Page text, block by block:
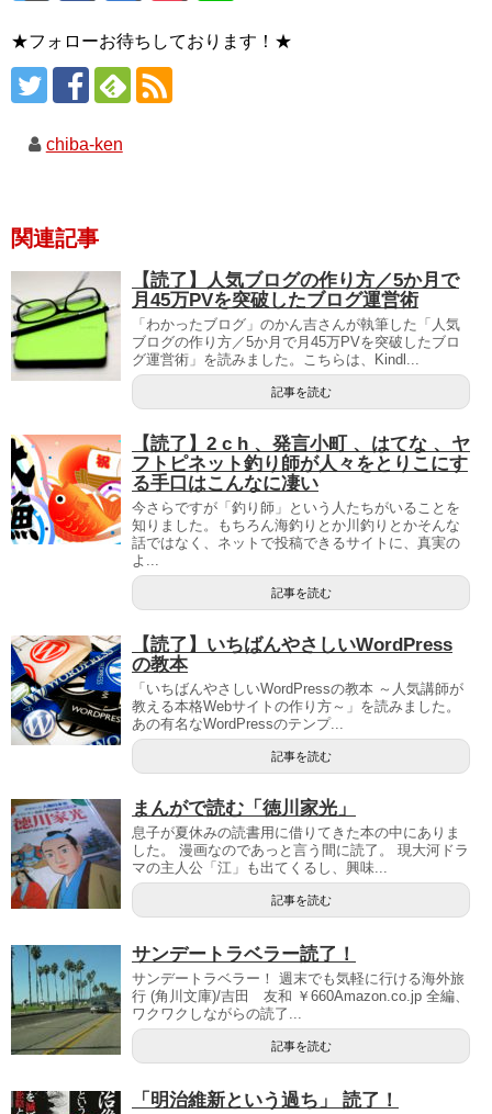
★フォローお待ちしております！★
chiba-ken
関連記事
【読了】人気ブログの作り方／5か月で
月45万PVを突破したブログ運営術
「わかったブログ」のかん吉さんが執筆した「人気
ブログの作り方／5か月で月45万PVを突破したブロ
グ運営術」を読みました。こちらは、Kindl...
記事を読む
【読了】2 c h 、発言小町 、はてな 、ヤ
フトピネット釣り師が人々をとりこにす
る手口はこんなに凄い
今さらですが「釣り師」という人たちがいることを
知りました。もちろん海釣りとか川釣りとかそんな
話ではなく、ネットで投稿できるサイトに、真実の
よ...
記事を読む
【読了】いちばんやさしいWordPress
の教本
「いちばんやさしいWordPressの教本 ～人気講師が
教える本格Webサイトの作り方～」を読みました。
あの有名なWordPressのテンプ...
記事を読む
まんがで読む「徳川家光」
息子が夏休みの読書用に借りてきた本の中にありま
した。 漫画なのであっと言う間に読了。 現大河ドラ
マの主人公「江」も出てくるし、興味...
記事を読む
サンデートラベラー読了！
サンデートラベラー！ 週末でも気軽に行ける海外旅
行 (角川文庫)/吉田 友和 ￥660Amazon.co.jp 全編、
ワクワクしながらの読了...
記事を読む
「明治維新という過ち」 読了！